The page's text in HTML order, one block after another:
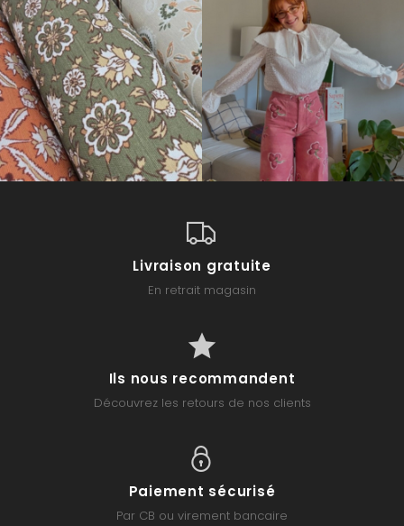
Livraison gratuite
En retrait magasin
Ils nous recommandent
Découvrez les retours de nos clients
Paiement sécurisé
Par CB ou virement bancaire